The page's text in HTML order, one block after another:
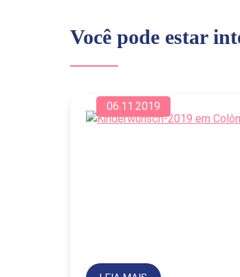
Você pode estar
06.11.2019